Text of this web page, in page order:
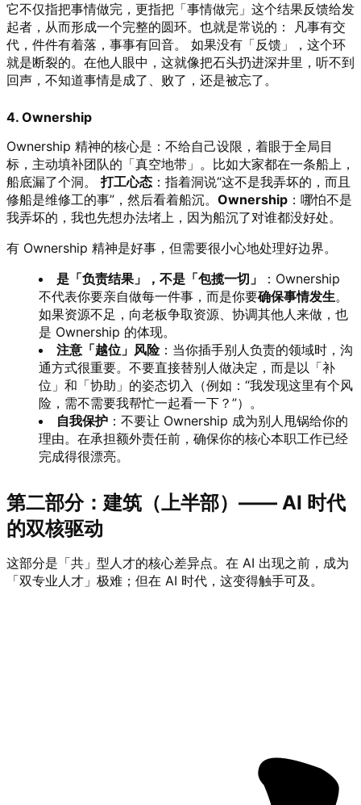
它不仅指把事情做完，更指把「事情做完」这个结果反馈给发
起者，从而形成一个完整的圆环。也就是常说的： 凡事有交
代，件件有着落，事事有回音。 如果没有「反馈」，这个环
就是断裂的。在他人眼中，这就像把石头扔进深井里，听不到
回声，不知道事情是成了、败了，还是被忘了。
4. Ownership
Ownership 精神的核心是：不给自己设限，着眼于全局目
标，主动填补团队的「真空地带」。比如大家都在一条船上，
船底漏了个洞。打工心态 ：指着洞说“这不是我弄坏的，而且
修船是维修工的事”，然后看着船沉。 Ownership ：哪怕不是
我弄坏的，我也先想办法堵上，因为船沉了对谁都没好处。
有 Ownership 精神是好事，但需要很小心地处理好边界。
是「负责结果」，不是「包揽一切」
：Ownership
不代表你要亲自做每一件事，而是你要确保事情发生。
如果资源不足，向老板争取资源、协调其他人来做，也
是 Ownership 的体现。
注意「越位」风险：当你插手别人负责的领域时，沟
通方式很重要。不要直接替别人做决定，而是以「补
位」和「协助」的姿态切入（例如：“我发现这里有个风
险，需不需要我帮忙一起看一下？”）。
自我保护 ：不要让 Ownership 成为别人甩锅给你的
理由。在承担额外责任前，确保你的核心本职工作已经
完成得很漂亮。 ⠀
第二部分：建筑（上半部）—— AI 时代
的双核驱动
这部分是「共」型人才的核心差异点。在 AI 出现之前，成为
「双专业人才」极难；但在 AI 时代，这变得触手可及。